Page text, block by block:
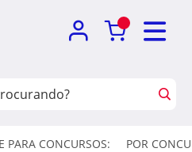
PARA CONCURSOS: POR